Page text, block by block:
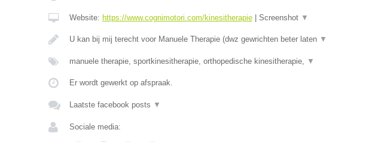
Website: https://www.cognimotori.com/kinesitherapie| Screenshot ▼
U kan bij mij terecht voor Manuele Therapie (dwz gewrichten beter laten ▼
manuele therapie, sportkinesitherapie, orthopedische kinesitherapie, ▼
Er wordt gewerkt op afspraak.
Laatste facebook posts ▼
Sociale media: